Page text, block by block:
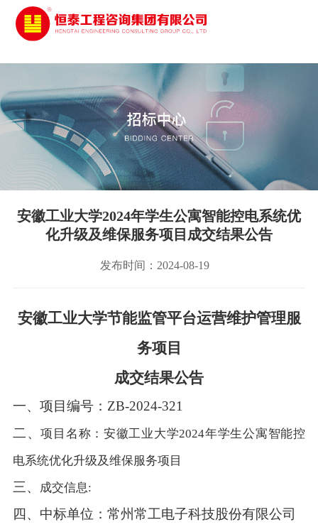
太阳城娱乐
安徽工业大学2024年学生公寓智能控电系统优
化升级及维保服务项目成交结果公告
发布时间：2024-08-19
安徽工业大学节能监管平台运营维护管理服
务项目
成交结果公告
一、 项目编号： ZB-2024-321
二、项目名称：安徽工业大学2024年学生公寓智能控
电系统优化升级及维保服务项目
三、 成交信息:
四、 中标单位 ： 常州常工电子科技股份有限公司